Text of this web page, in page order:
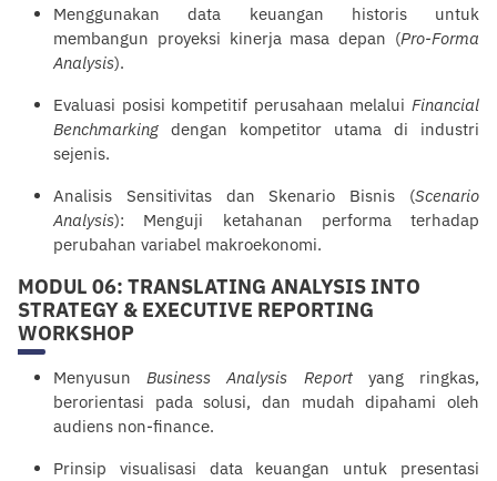
Menggunakan data keuangan historis untuk
membangun proyeksi kinerja masa depan (Pro-Forma
Analysis).
Evaluasi posisi kompetitif perusahaan melalui Financial
Benchmarking dengan kompetitor utama di industri
sejenis.
Analisis Sensitivitas dan Skenario Bisnis (Scenario
Analysis): Menguji ketahanan performa terhadap
perubahan variabel makroekonomi.
MODUL 06: TRANSLATING ANALYSIS INTO
STRATEGY & EXECUTIVE REPORTING
WORKSHOP
MenyusunBusiness Analysis Reportyang ringkas,
berorientasi pada solusi, dan mudah dipahami oleh
audiens non-finance.
Prinsip visualisasi data keuangan untuk presentasi